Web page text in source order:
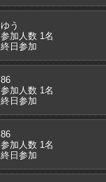
ゆう
参加人数 1名
終日参加
86
参加人数 1名
終日参加
86
参加人数 1名
終日参加